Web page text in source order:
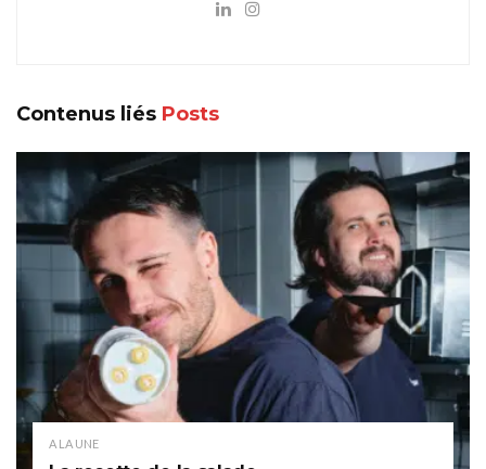
Contenus liés Posts
A LA UNE